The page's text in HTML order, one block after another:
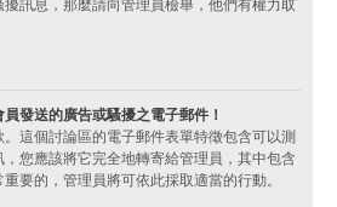
訊息，那麼請向管理員檢舉，他們有權力取
發送的廣告或騷擾之電子郵件！
這個討論區的電子郵件表單特徵包含可以測
您應該將它完全地轉寄給管理員，其中包含
要的，管理員將可依此採取適當的行動。